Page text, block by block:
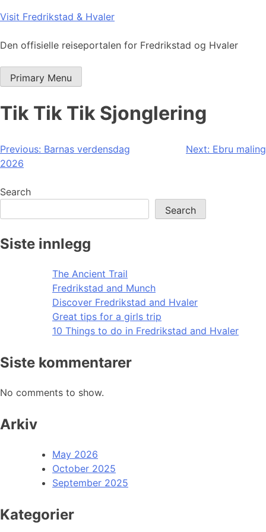
Skip
content
Visit Fredrikstad & Hvaler
Den offisielle reiseportalen for Fredrikstad og Hvaler
Primary Menu
Tik Tik Tik Sjonglering
Post
navigation
Previous: Barnas verdensdag
2026
Next: Ebru maling
Search
Search
Siste innlegg
The Ancient Trail
Fredrikstad and Munch
Discover Fredrikstad and Hvaler
Great tips for a girls trip
10 Things to do in Fredrikstad and Hvaler
Siste kommentarer
No comments to show.
Arkiv
May 2026
October 2025
September 2025
Kategorier